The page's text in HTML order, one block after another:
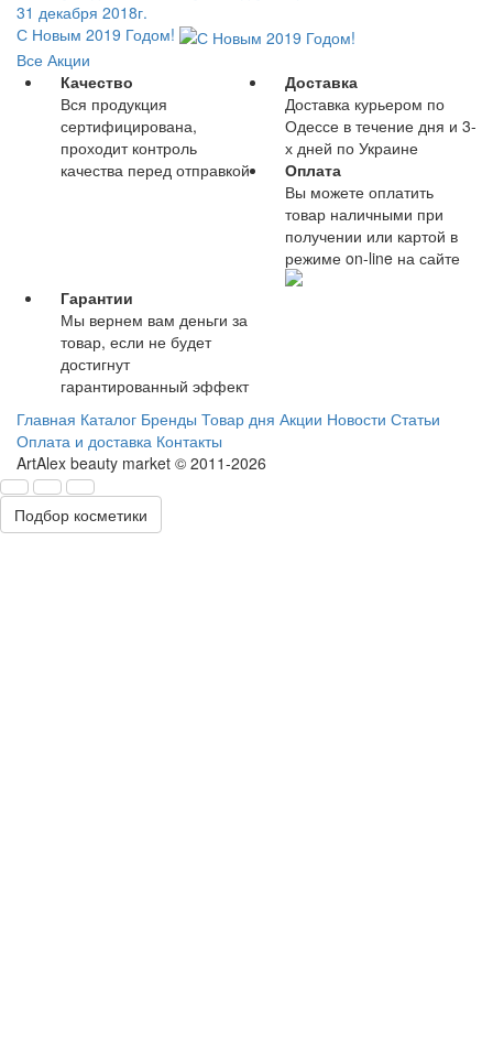
31 декабря 2018г.
С Новым 2019 Годом!
Все Акции
Качество
Вся продукция
сертифицирована,
проходит контроль
качества перед отправкой
Доставка
Доставка курьером по
Одессе в течение дня и 3-
х дней по Украине
Оплата
Вы можете оплатить
товар наличными при
получении или картой в
режиме on-line на сайте
Гарантии
Мы вернем вам деньги за
товар, если не будет
достигнут
гарантированный эффект
Главная Каталог Бренды Товар дня Акции Новости Статьи
Оплата и доставка Контакты
ArtAlex beauty market © 2011-2026
Подбор косметики